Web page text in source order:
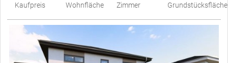
Kaufpreis
Wohnfläche
Zimmer
Grundstücksfläche